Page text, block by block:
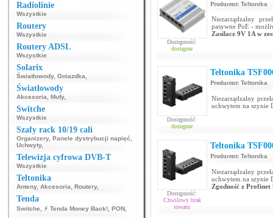
Radiolinie
Wszystkie
Routery
Wszystkie
Routery ADSL
Wszystkie
Solarix
Światłowody, Gniazdka
Światłowody
Akcesoria Mufy,
Switche
Wszystkie
Szafy rack 10/19 cali
Organizery, Panele dystrybucji napięć
Uchwyty,
Telewizja cyfrowa DVB-T
Wszystkie
Teltonika
Anteny, Akcesoria Routery,
Tenda
Switche ⚡ Tenda Money Back! PON
Dostępność:
dostępne
Producent: Teltonika
Niezarządzalny
pasywne PoE -
Zasilacz 9V 1A w
Dostępność:
dostępne
Teltonika
Producent: Teltonika
Niezarządzalny
uchwytem na szynie
Dostępność:
Chwilowy brak
towaru
Teltonika
Producent: Teltonika
Niezarządzalny
uchwytem na szynie
Zgodność z Profinet